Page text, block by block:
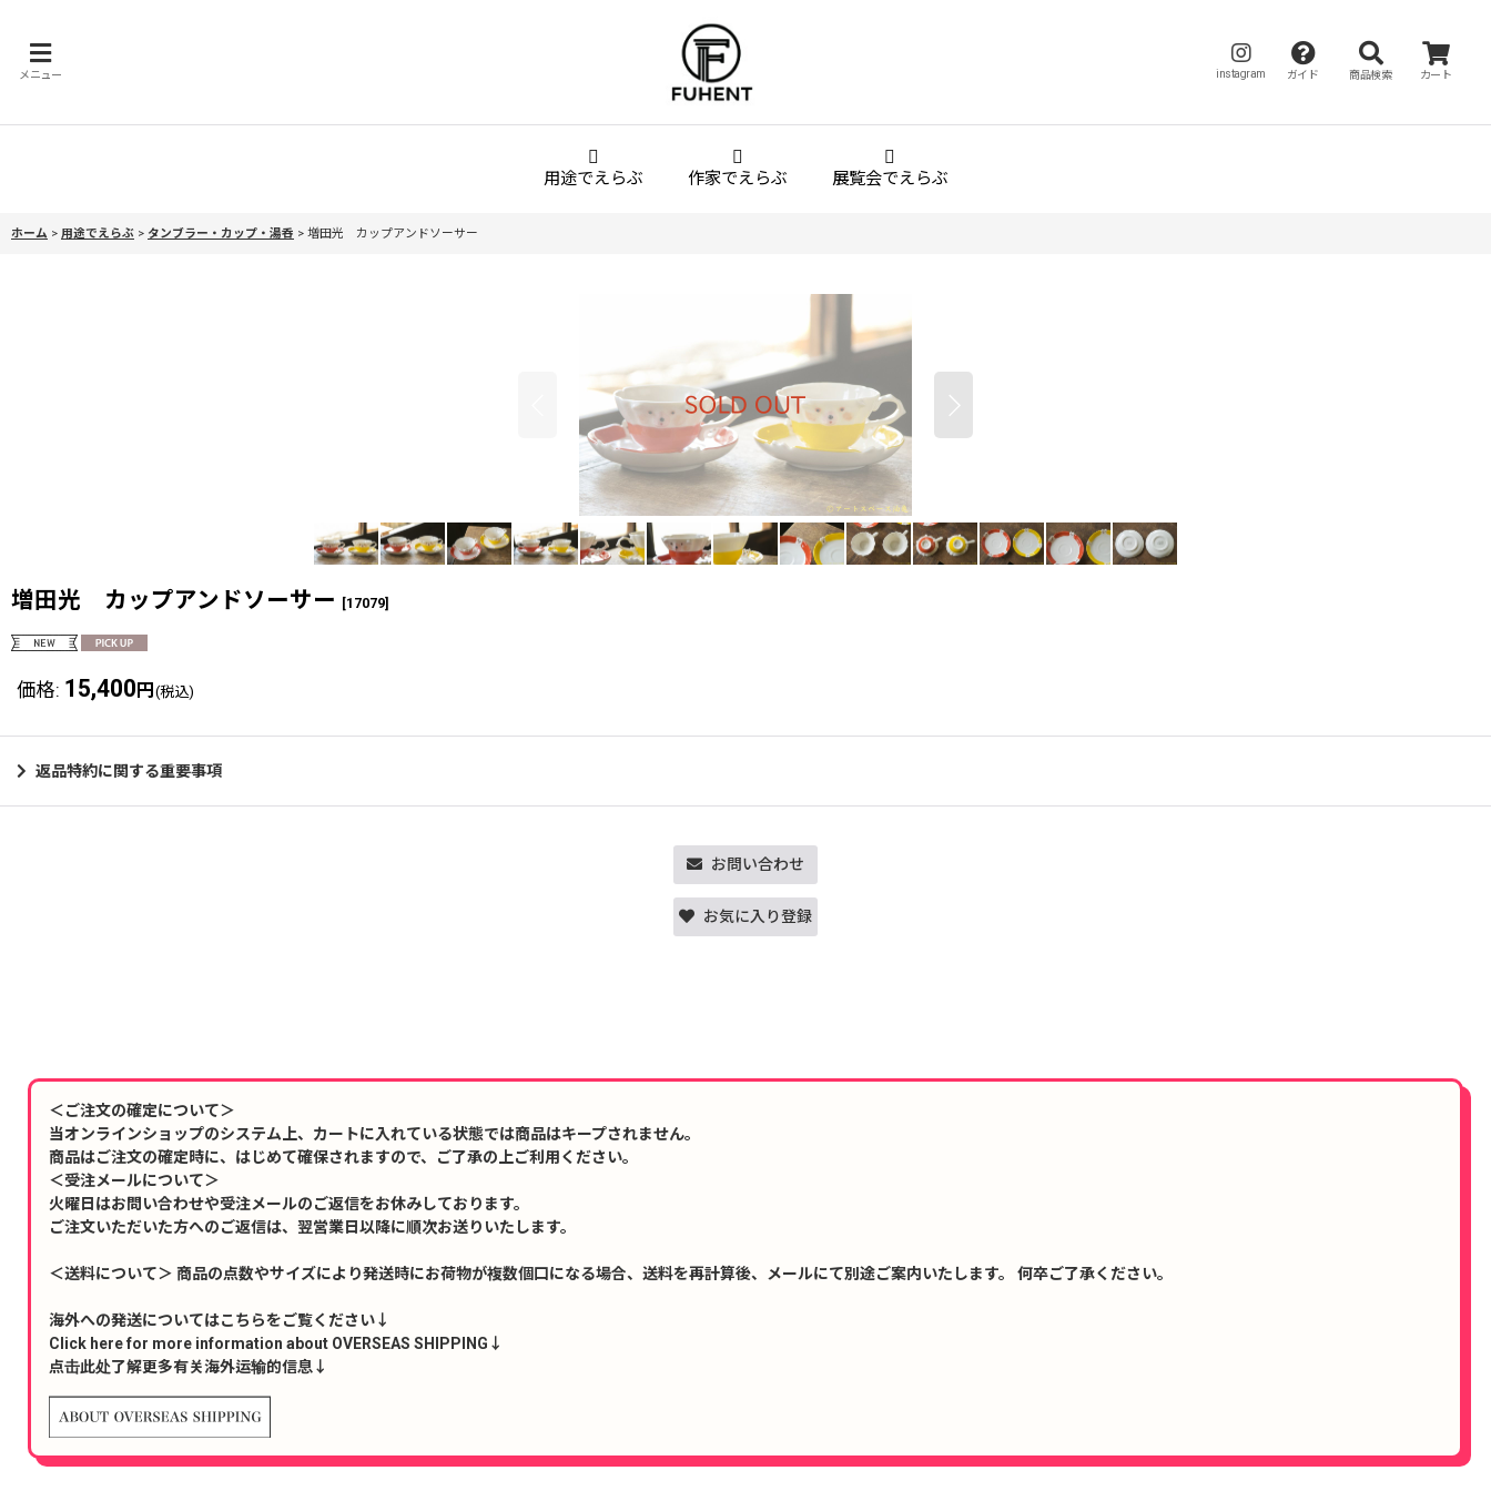
メニュー instagram ガイド 商品検索 カート
用途でえらぶ 作家でえらぶ 展覧会でえらぶ
ホーム > 用途でえらぶ > タンブラー・カップ・湯呑 > 増田光 カップアンドソーサー
増田光 カップアンドソーサー [17079]
価格: 15,400 円 (税込)
返品特約に関する重要事項
お問い合わせ
お気に入り登録
＜ご注文の確定について＞
当オンラインショップのシステム上、カートに入れている状態では商品はキープされません。
商品はご注文の確定時に、はじめて確保されますので、ご了承の上ご利用ください。
＜受注メールについて＞
火曜日はお問い合わせや受注メールのご返信をお休みしております。
ご注文いただいた方へのご返信は、翌営業日以降に順次お送りいたします。
＜送料について＞ 商品の点数やサイズにより発送時にお荷物が複数個口になる場合、送料を再計算後、メールにて別途ご案内いたします。 何卒ご了承ください。
海外への発送についてはこちらをご覧ください↓
Click here for more information about OVERSEAS SHIPPING↓
点击此处了解更多有关海外运输的信息↓